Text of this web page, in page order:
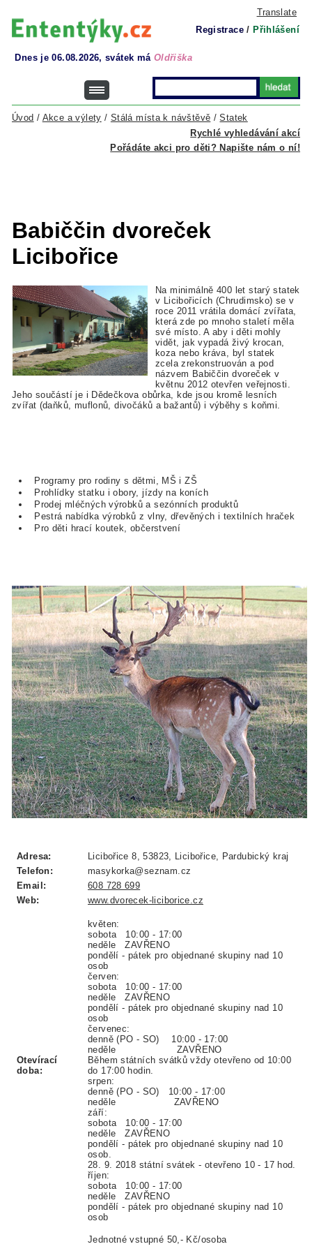
Translate
Registrace / Přihlášení
Dnes je 06.08.2026, svátek má Oldřiška
Rychlé vyhledávání akcí
Úvod / Akce a výlety / Stálá místa k návštěvě /Statek
Pořádáte akci pro děti? Napište nám o ní!
Babiččin dvoreček
Licibořice
Na minimálně 400 let starý statek
v Licibořicích (Chrudimsko) se v
roce 2011 vrátila domácí zvířata,
která zde po mnoho staletí měla
své místo. A aby i děti mohly
vidět, jak vypadá živý krocan,
koza nebo kráva, byl statek
zcela zrekonstruován a pod
názvem Babiččin dvoreček v
květnu 2012 otevřen veřejnosti.
Jeho součástí je i Dědečkova obůrka, kde jsou kromě lesních
zvířat (daňků, muflonů, divočáků a bažantů) i výběhy s koňmi.
Programy pro rodiny s dětmi, MŠ i ZŠ
Prohlídky statku i obory, jízdy na koních
Prodej mléčných výrobků a sezónních produktů
Pestrá nabídka výrobků z vlny, dřevěných i textilních hraček
Pro děti hrací koutek, občerstvení
Adresa:
Licibořice 8, 53823, Licibořice, Pardubický kraj
Telefon:
masykorka@seznam.cz
Email:
608 728 699
Web:
www.dvorecek-liciborice.cz
Otevírací
doba:
květen:
sobota 10:00 - 17:00
neděle ZAVŘENO
pondělí - pátek pro objednané skupiny nad 10
osob
červen:
sobota 10:00 - 17:00
neděle ZAVŘENO
pondělí - pátek pro objednané skupiny nad 10
osob
červenec:
denně (PO - SO) 10:00 - 17:00
neděle ZAVŘENO
Během státních svátků vždy otevřeno od 10:00
do 17:00 hodin.
srpen:
denně (PO - SO) 10:00 - 17:00
neděle ZAVŘENO
září:
sobota 10:00 - 17:00
neděle ZAVŘENO
pondělí - pátek pro objednané skupiny nad 10
osob.
28. 9. 2018 státní svátek - otevřeno 10 - 17 hod.
říjen:
sobota 10:00 - 17:00
neděle ZAVŘENO
pondělí - pátek pro objednané skupiny nad 10
osob
Jednotné vstupné 50,- Kč/osoba